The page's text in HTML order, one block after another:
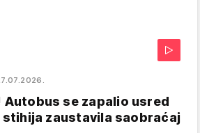
Autobus se zapalio usred
stihija zaustavila saobraćaj